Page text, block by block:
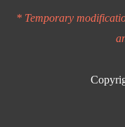
* Temporary